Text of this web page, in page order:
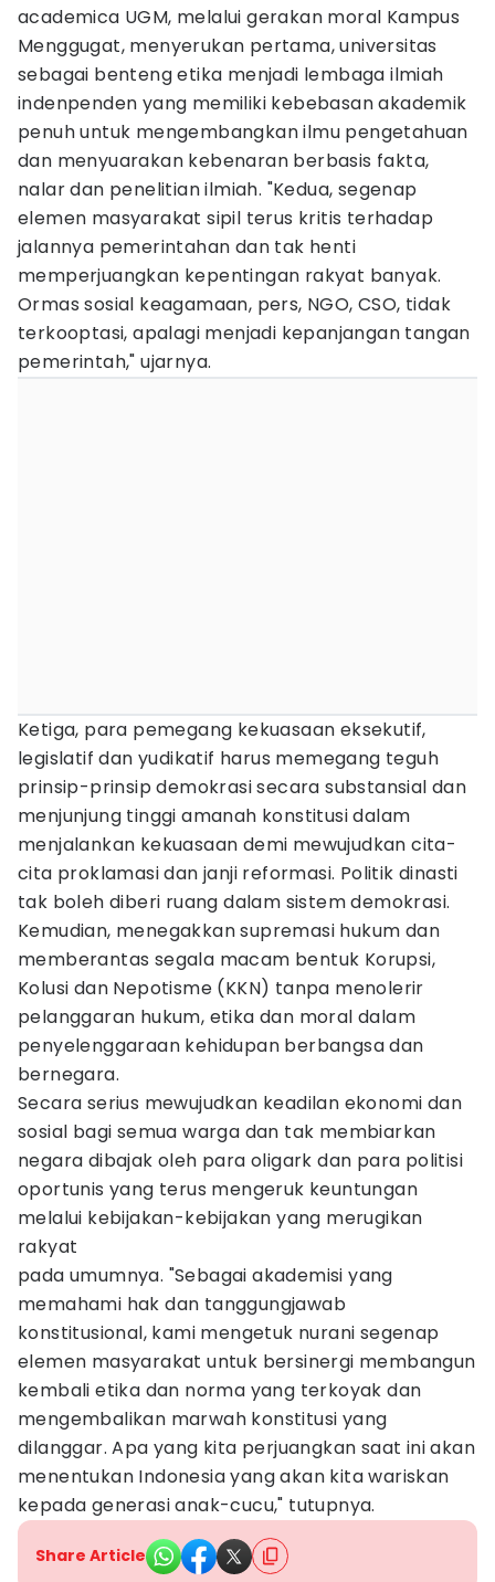
academica UGM, melalui gerakan moral Kampus
Menggugat, menyerukan pertama, universitas
sebagai benteng etika menjadi lembaga ilmiah
indenpenden yang memiliki kebebasan akademik
penuh untuk mengembangkan ilmu pengetahuan
dan menyuarakan kebenaran berbasis fakta,
nalar dan penelitian ilmiah. "Kedua, segenap
elemen masyarakat sipil terus kritis terhadap
jalannya pemerintahan dan tak henti
memperjuangkan kepentingan rakyat banyak.
Ormas sosial keagamaan, pers, NGO, CSO, tidak
terkooptasi, apalagi menjadi kepanjangan tangan
pemerintah," ujarnya.
Ketiga, para pemegang kekuasaan eksekutif,
legislatif dan yudikatif harus memegang teguh
prinsip-prinsip demokrasi secara substansial dan
menjunjung tinggi amanah konstitusi dalam
menjalankan kekuasaan demi mewujudkan cita-
cita proklamasi dan janji reformasi. Politik dinasti
tak boleh diberi ruang dalam sistem demokrasi.
Kemudian, menegakkan supremasi hukum dan
memberantas segala macam bentuk Korupsi,
Kolusi dan Nepotisme (KKN) tanpa menolerir
pelanggaran hukum, etika dan moral dalam
penyelenggaraan kehidupan berbangsa dan
bernegara.
Secara serius mewujudkan keadilan ekonomi dan
sosial bagi semua warga dan tak membiarkan
negara dibajak oleh para oligark dan para politisi
oportunis yang terus mengeruk keuntungan
melalui kebijakan-kebijakan yang merugikan
rakyat
pada umumnya. "Sebagai akademisi yang
memahami hak dan tanggungjawab
konstitusional, kami mengetuk nurani segenap
elemen masyarakat untuk bersinergi membangun
kembali etika dan norma yang terkoyak dan
mengembalikan marwah konstitusi yang
dilanggar. Apa yang kita perjuangkan saat ini akan
menentukan Indonesia yang akan kita wariskan
kepada generasi anak-cucu," tutupnya.
Share Article